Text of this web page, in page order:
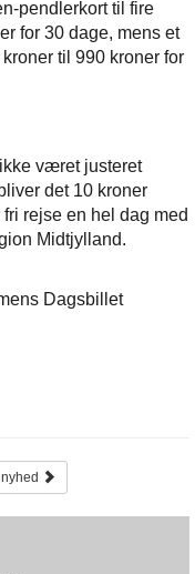
pendlerkort til fire
for 30 dage, mens et
til 990 kroner for
været justeret
det 10 kroner
rejse en hel dag med
Midtjylland.
Dagsbillet